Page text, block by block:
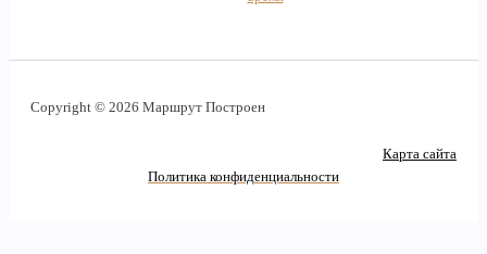
Copyright © 2026 Маршрут Построен
Карта сайта
Политика конфиденциальности